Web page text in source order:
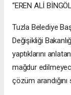
“EREN ALİ
Tuzla Belediye
Değişikliği
yaptıklarını
mağdur
çözüm arandığını